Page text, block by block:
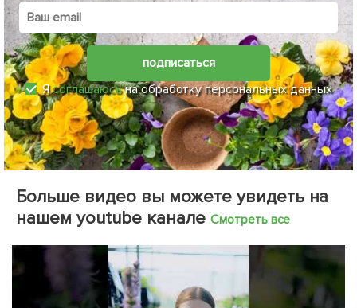
подписаться
Ясоглашаюсьна обработку персональных данных
Больше видео вы можете увидеть на
нашем youtube канале Смотреть все